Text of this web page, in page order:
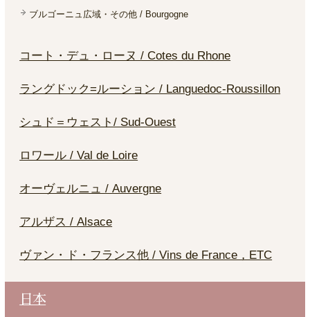
ブルゴーニュ広域・その他 / Bourgogne
コート・デュ・ローヌ / Cotes du Rhone
ラングドック=ルーション / Languedoc-Roussillon
シュド＝ウェスト/ Sud-Ouest
ロワール / Val de Loire
オーヴェルニュ / Auvergne
アルザス / Alsace
ヴァン・ド・フランス他 / Vins de France，ETC
日本